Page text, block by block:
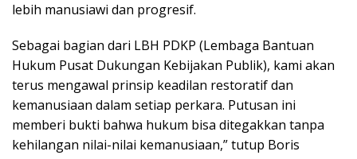
lebih manusiawi dan progresif.
Sebagai bagian dari LBH PDKP (Lembaga Bantuan
Hukum Pusat Dukungan Kebijakan Publik), kami akan
terus mengawal prinsip keadilan restoratif dan
kemanusiaan dalam setiap perkara. Putusan ini
memberi bukti bahwa hukum bisa ditegakkan tanpa
kehilangan nilai-nilai kemanusiaan,” tutup Boris